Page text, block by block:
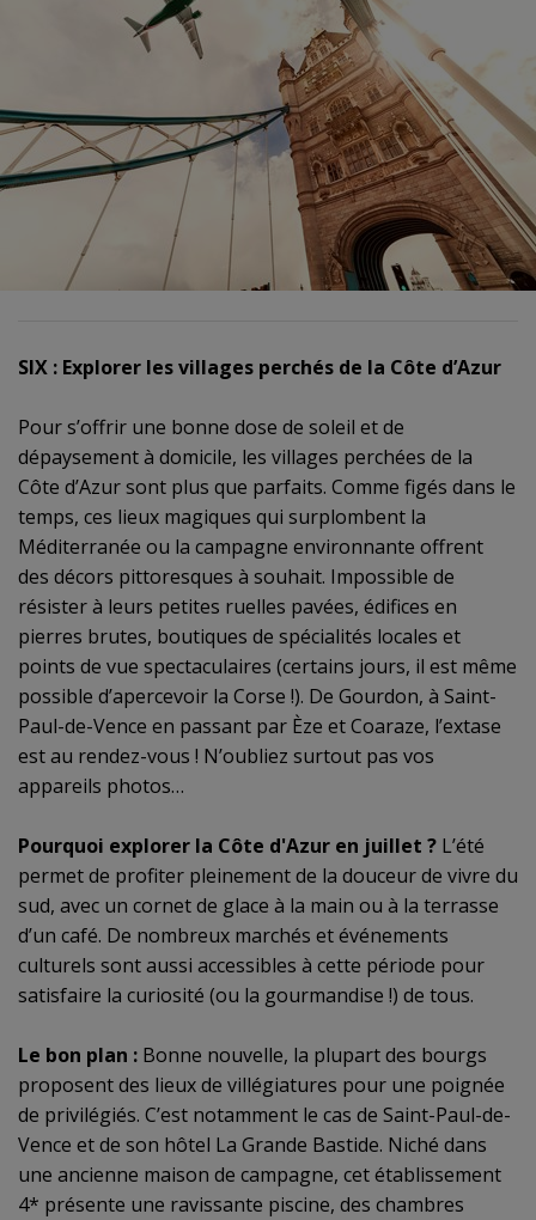
SIX : Explorer les villages perchés de la Côte d’Azur
Pour s’offrir une bonne dose de soleil et de
dépaysement à domicile, les villages perchées de la
Côte d’Azur sont plus que parfaits. Comme figés dans le
temps, ces lieux magiques qui surplombent la
Méditerranée ou la campagne environnante offrent
des décors pittoresques à souhait. Impossible de
résister à leurs petites ruelles pavées, édifices en
pierres brutes, boutiques de spécialités locales et
points de vue spectaculaires (certains jours, il est même
possible d’apercevoir la Corse !). De Gourdon, à Saint-
Paul-de-Vence en passant par Èze et Coaraze, l’extase
est au rendez-vous ! N’oubliez surtout pas vos
appareils photos…
Pourquoi explorer la Côte d'Azur en juillet ? L’été
permet de profiter pleinement de la douceur de vivre du
sud, avec un cornet de glace à la main ou à la terrasse
d’un café. De nombreux marchés et événements
culturels sont aussi accessibles à cette période pour
satisfaire la curiosité (ou la gourmandise !) de tous.
Le bon plan : Bonne nouvelle, la plupart des bourgs
proposent des lieux de villégiatures pour une poignée
de privilégiés. C’est notamment le cas de Saint-Paul-de-
Vence et de son hôtel La Grande Bastide. Niché dans
une ancienne maison de campagne, cet établissement
4* présente une ravissante piscine, des chambres